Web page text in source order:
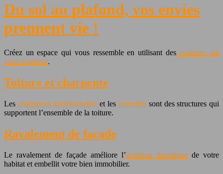
Du sol au plafond, vos envies
prennent vie !
Créez un espace qui vous ressemble en utilisant descouleurs qui
vous inspirent.
Toiture et charpente
Les charpentes traditionnelles et lesfermettes sont des structures qui
supportent l’ensemble de la toiture.
Ravalement de façade
Le ravalement de façade améliore l’isolation thermique de votre
habitat et embellit votre bien immobilier.